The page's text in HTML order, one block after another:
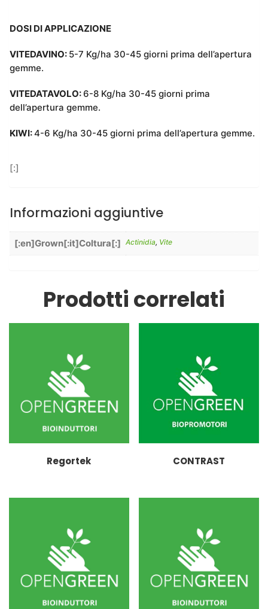
DOSI DI APPLICAZIONE
VITEDAVINO: 5-7 Kg/ha 30-45 giorni prima dell’apertura
gemme.
VITEDATAVOLO: 6-8 Kg/ha 30-45 giorni prima
dell’apertura gemme.
KIWI:4-6 Kg/ha 30-45 giorni prima dell’apertura gemme.
[:]
Informazioni aggiuntive
[:en]Grown[:it]Coltura[:] Actinidia, Vite
Prodotti correlati
Regortek CONTRAST